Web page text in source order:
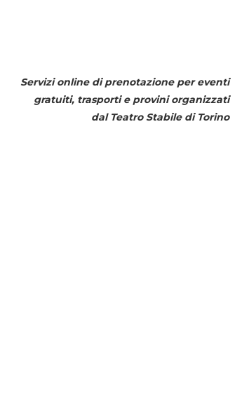
Servizi online di prenotazione per eventi
gratuiti, trasporti e provini organizzati
dal Teatro Stabile di Torino